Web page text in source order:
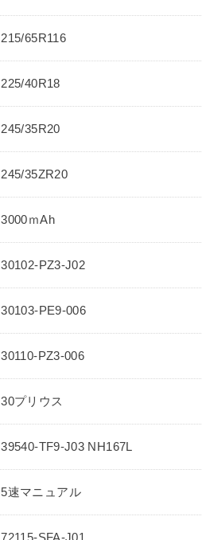
215/65R116
225/40R18
245/35R20
245/35ZR20
3000ｍAh
30102-PZ3-J02
30103-PE9-006
30110-PZ3-006
30プリウス
39540-TF9-J03 NH167L
5速マニュアル
72115-SFA-J01